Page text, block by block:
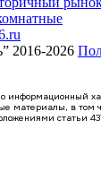
2016-2026
информационный
материалы, в том
статьи